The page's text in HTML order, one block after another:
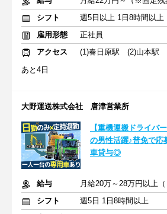
シフト
週5日以上 1日8時間以上
雇用形態
正社員
アクセス
(1)春日原駅 (2)山本駅
あと4日
大野運送株式会社 唐津営業所
【重機運搬ドライバ
の男性活躍♪普免で応
車貸与◎
給与
シフト
週5日 1日8時間以上